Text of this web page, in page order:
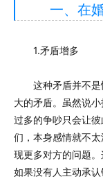
一、在婚
1.矛盾增多
这种矛盾并不是
大的矛盾。虽然说
过多的争吵只会让
们，本身感情就不
现更多对方的问题
如果没有人主动承认